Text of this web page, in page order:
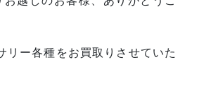
リー各種をお買取りさせていた